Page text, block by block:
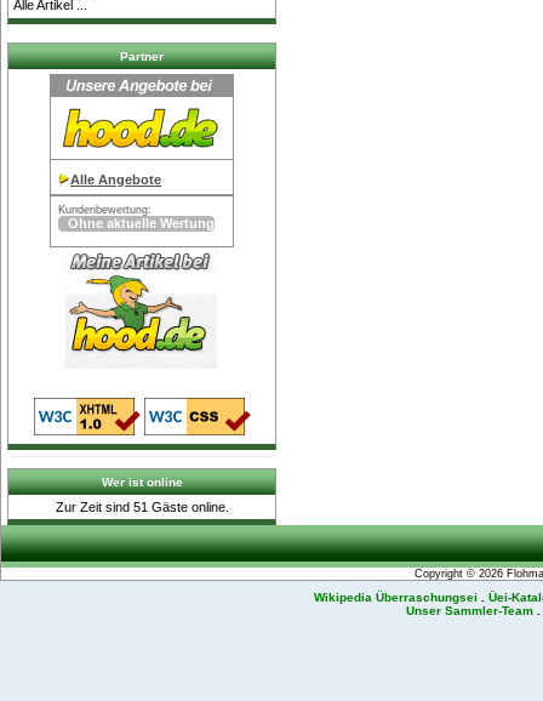
Alle Artikel ...
Partner
Alle Angebote
Kundenbewertung:
Wer ist online
Zur Zeit sind 51 Gäste online.
Copyright © 2026
Wikipedia Überraschungsei
Üei-
Unser Sammler-Team